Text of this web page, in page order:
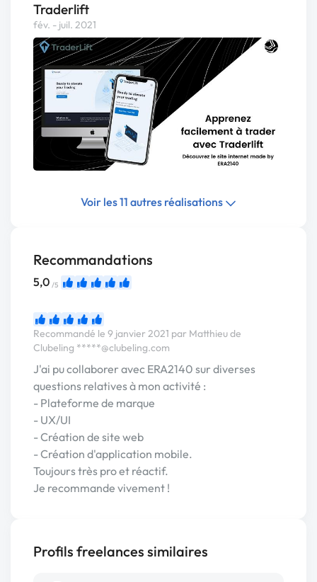
Traderlift
fév. - juil. 2021
Voir les 11 autres réalisations
Recommandations
5,0 /5
Recommandé le 9 janvier 2021 par Matthieu de
Clubeling *****@clubeling.com
J'ai pu collaborer avec ERA2140 sur diverses
questions relatives à mon activité :
- Plateforme de marque
- UX/UI
- Création de site web
- Création d'application mobile.
Toujours très pro et réactif.
Je recommande vivement !
Profils freelances similaires